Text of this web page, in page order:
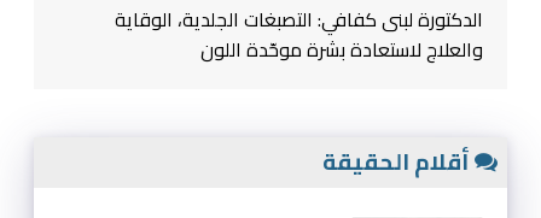
الدكتورة لبنى كفافي: التصبغات الجلدية، الوقاية
والعلاج لاستعادة بشرة موحّدة اللون
أقلام الحقيقة